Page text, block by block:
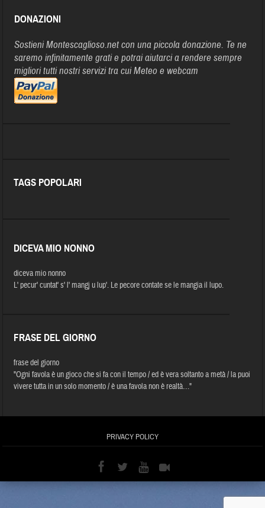
DONAZIONI
Sostieni Montescaglioso.net con una piccola donazione. Te ne
saremo infinitamente grati e potrai aiutarci a rendere sempre
migliori tutti nostri servizi tra cui Meteo e webcam
TAGS POPOLARI
DICEVA MIO NONNO
diceva mio nonno
L' pecur' cuntat' s' l' mangj u lup'. Le pecore contate se le mangia il lupo.
FRASE DEL GIORNO
frase del giorno
"Ogni favola è un gioco che si fa con il tempo / ed è vera soltanto a metà / la puoi
vivere tutta in un solo momento / è una favola non è realtà…"
PRIVACY POLICY